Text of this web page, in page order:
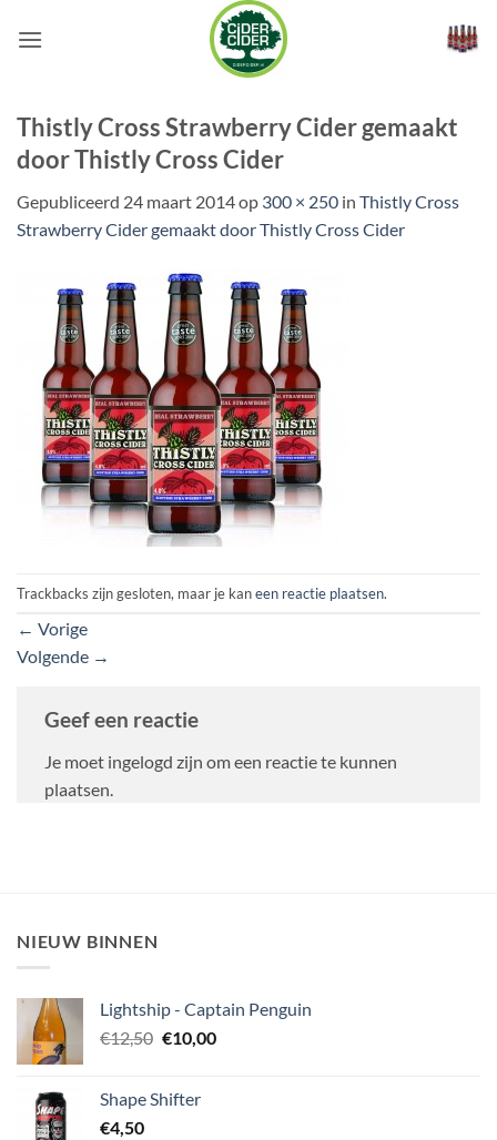
naar
Thistly Cross Strawberry Cider gemaakt
door Thistly Cross Cider
Gepubliceerd 24 maart 2014op 300 × 250 in Thistly Cross
Strawberry Cider gemaakt door Thistly Cross Cider
Trackbacks zijn gesloten, maar je kaneen reactie plaatsen.
← Vorige
Volgende →
Geef een reactie
Je moet ingelogd zijn om een reactie te kunnen
plaatsen.
NIEUW BINNEN
Lightship - Captain Penguin
€12,50 Oorspronkelijke
€12,50.
€10,00Huidige
Shape Shifter
€4,50